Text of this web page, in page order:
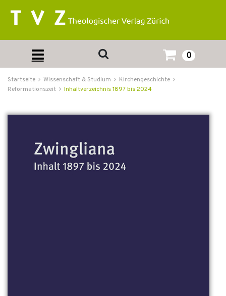
0
Startseite Wissenschaft & Studium
Kirchengeschichte
Reformationszeit
Inhaltverzeichnis 1897 bis 2024